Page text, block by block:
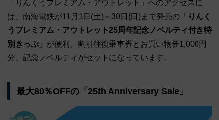
「りんくうプレミアム・アウトレット」へのアクセスに
は、南海電鉄が11月1日(土)～30日(日)まで発売の「 りんく
うプレミアム・アウトレット25周年記念ノベルティ付き特
別きっぷ」 が便利。割引往復乗車券とお買い物券1,000円
分、記念ノベルティがセットになっています。
最大80％OFFの「25th Anniversary Sale」